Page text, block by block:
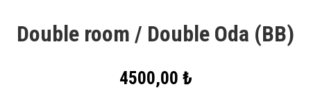
Double room / Double Oda (BB)
4500,00 ₺